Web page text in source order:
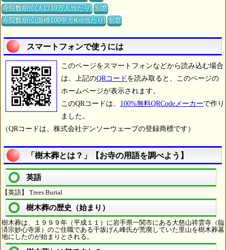
寺院数順位(人口10万人当たり) 別窓
寺院数順位(面積100平方Km当たり) 別窓
スマートフォンで使うには
このページをスマートフォンなどから読み込む場合
は、上記のQRコード を読み取ると、このページの
ホームページが表示されます。
このQRコードは、 100%無料QRCodeメーカーで作り
ました。
（QRコードは、株式会社デンソーウェーブの登録商標です）
「樹木葬とは？」【お寺の用語を調べよう】
英語
【英語】 Trees Burial
樹木葬の歴史（始まり）
樹木葬は、１９９９年（平成１１）に岩手県一関市にある大慈山祥雲寺（臨
済宗妙心寺派）のご住職である千坂げん峰氏が荒廃していた里山を樹木葬墓
地にしたのが始まりとされる。